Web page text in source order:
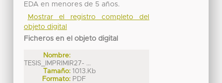
EDA en menores de 5 años.
Mostrar el registro completo del
objeto digital
Ficheros en el objeto digital
Nombre:
TESIS_IMPRIMIR27- ...
Tamaño: 1013.Kb
Formato: PDF